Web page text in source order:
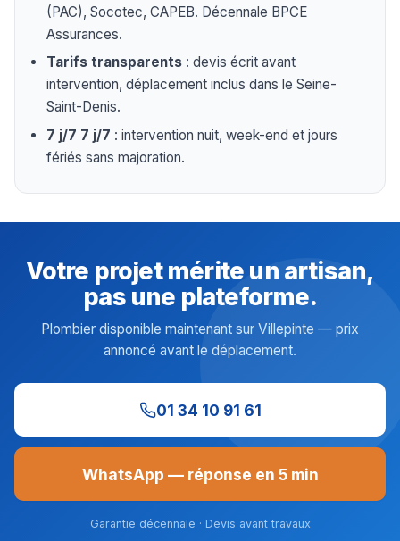
(PAC), Socotec, CAPEB. Décennale BPCE
Assurances.
Tarifs transparents : devis écrit avant
intervention, déplacement inclus dans le Seine-
Saint-Denis.
7 j/7 7 j/7 : intervention nuit, week-end et jours
fériés sans majoration.
Votre projet mérite un artisan,
pas une plateforme.
Plombier disponible maintenant sur Villepinte — prix
annoncé avant le déplacement.
01 34 10 91 61
WhatsApp — réponse en 5 min
Garantie décennale · Devis avant travaux